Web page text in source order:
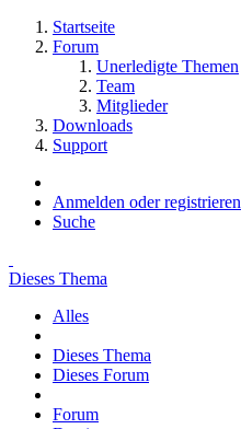
Startseite
Forum
Unerledigte Themen
Team
Mitglieder
Downloads
Support
Anmelden oder registrieren
Suche
Dieses Thema
Alles
Dieses Thema
Dieses Forum
Forum